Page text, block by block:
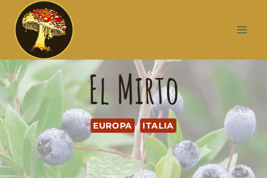
El Mirto
EUROPA ITALIA